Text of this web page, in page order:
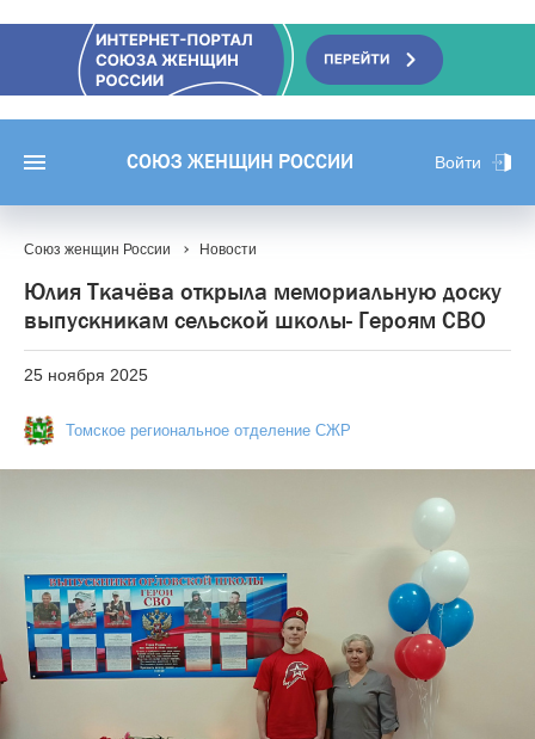
СОЮЗ ЖЕНЩИН РОССИИ Войти
Союз женщин России Новости
Юлия Ткачёва открыла мемориальную доску
выпускникам сельской школы- Героям СВО
25 ноября 2025
Томское региональное отделение СЖР